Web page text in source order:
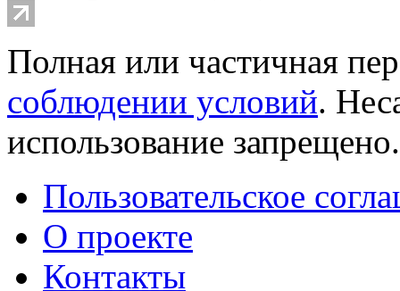
Полная или частичная
соблюдении условий.
использование
Пользовательское
О проекте
Контакты